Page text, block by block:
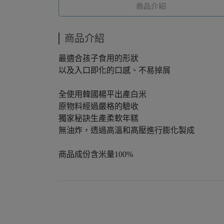
商品介紹
商品介紹
最適合孩子食用的形狀
以及入口即化的口感、不易掉屑
全使用韓國楊平出產白米
原物料經過嚴格的驗收
獨家秘訣生產柔軟年糕
無油炸，透過高溫和高壓進行膨化製成
商品成份含米量100%